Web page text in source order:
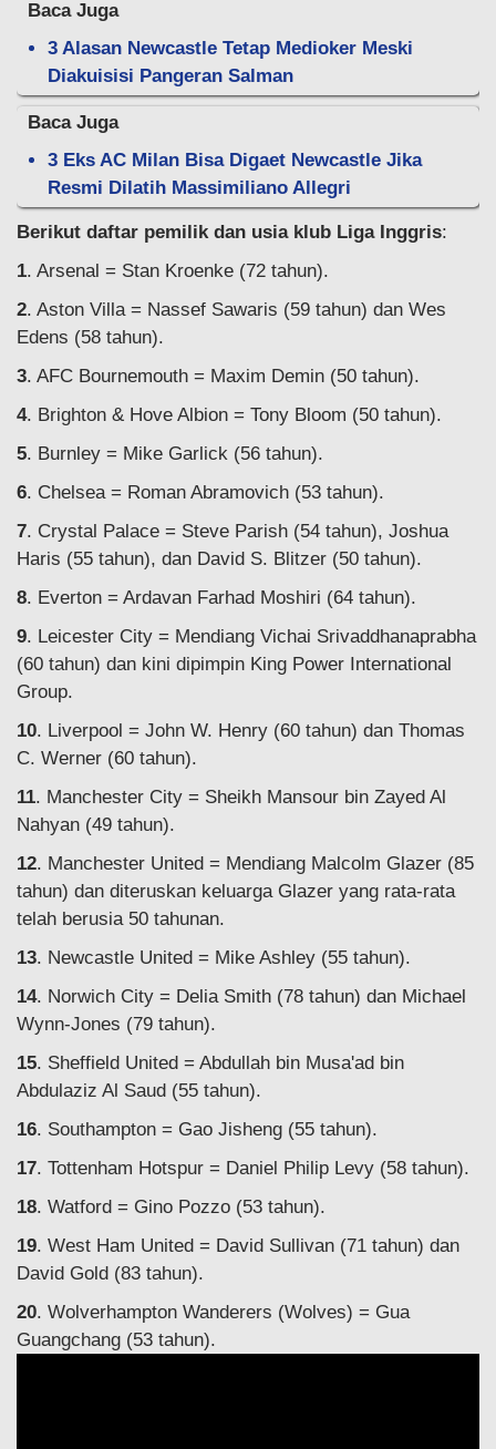
Baca Juga
3 Alasan Newcastle Tetap Medioker Meski
Diakuisisi Pangeran Salman
Baca Juga
3 Eks AC Milan Bisa Digaet Newcastle Jika
Resmi Dilatih Massimiliano Allegri
Berikut daftar pemilik dan usia klub Liga Inggris:
1. Arsenal = Stan Kroenke (72 tahun).
2. Aston Villa = Nassef Sawaris (59 tahun) dan Wes
Edens (58 tahun).
3. AFC Bournemouth = Maxim Demin (50 tahun).
4. Brighton & Hove Albion = Tony Bloom (50 tahun).
5. Burnley = Mike Garlick (56 tahun).
6. Chelsea = Roman Abramovich (53 tahun).
7. Crystal Palace = Steve Parish (54 tahun), Joshua
Haris (55 tahun), dan David S. Blitzer (50 tahun).
8. Everton = Ardavan Farhad Moshiri (64 tahun).
9. Leicester City = Mendiang Vichai Srivaddhanaprabha
(60 tahun) dan kini dipimpin King Power International
Group.
10. Liverpool = John W. Henry (60 tahun) dan Thomas
C. Werner (60 tahun).
11. Manchester City = Sheikh Mansour bin Zayed Al
Nahyan (49 tahun).
12. Manchester United = Mendiang Malcolm Glazer (85
tahun) dan diteruskan keluarga Glazer yang rata-rata
telah berusia 50 tahunan.
13. Newcastle United = Mike Ashley (55 tahun).
14. Norwich City = Delia Smith (78 tahun) dan Michael
Wynn-Jones (79 tahun).
15. Sheffield United = Abdullah bin Musa'ad bin
Abdulaziz Al Saud (55 tahun).
16. Southampton = Gao Jisheng (55 tahun).
17. Tottenham Hotspur = Daniel Philip Levy (58 tahun).
18. Watford = Gino Pozzo (53 tahun).
19. West Ham United = David Sullivan (71 tahun) dan
David Gold (83 tahun).
20. Wolverhampton Wanderers (Wolves) = Gua
Guangchang (53 tahun).